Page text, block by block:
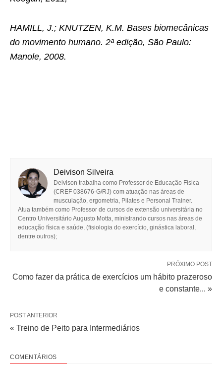
HAMILL, J.; KNUTZEN, K.M. Bases biomecânicas
do movimento humano. 2ª edição, São Paulo:
Manole, 2008.
Deivison Silveira
Deivison trabalha como Professor de Educação Física
(CREF 038676-G/RJ) com atuação nas áreas de
musculação, ergometria, Pilates e Personal Trainer.
Atua também como Professor de cursos de extensão universitária no
Centro Universitário Augusto Motta, ministrando cursos nas áreas de
educação física e saúde, (fisiologia do exercício, ginástica laboral,
dentre outros);
PRÓXIMO POST
Como fazer da prática de exercícios um hábito prazeroso
e constante... »
POST ANTERIOR
« Treino de Peito para Intermediários
COMENTÁRIOS